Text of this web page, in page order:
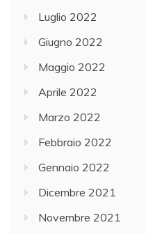
Luglio 2022
Giugno 2022
Maggio 2022
Aprile 2022
Marzo 2022
Febbraio 2022
Gennaio 2022
Dicembre 2021
Novembre 2021